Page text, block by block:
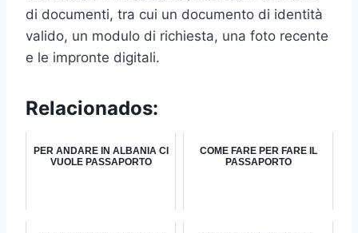
di documenti, tra cui un documento di identità
valido, un modulo di richiesta, una foto recente
e le impronte digitali.
Relacionados:
PER ANDARE IN ALBANIA CI
VUOLE PASSAPORTO
COME FARE PER FARE IL
PASSAPORTO